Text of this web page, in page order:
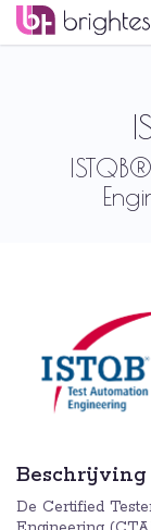
Beschrijving
De Certified